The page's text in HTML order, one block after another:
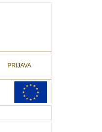
PRIJAVA